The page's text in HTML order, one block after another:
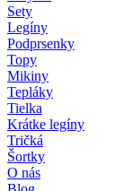
Sety
Legíny
Podprsenky
Topy
Mikiny
Tepláky
Tielka
Krátke legíny
Tričká
Šortky
O nás